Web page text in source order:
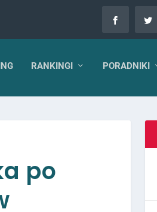
RANKINGI PORADNIKI
po